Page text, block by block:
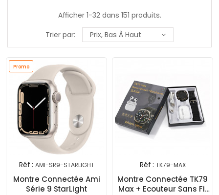
Afficher 1-32 dans 151 produits.
Trier par:
Prix, Bas À Haut
Promo
Réf : AMI-SR9-STARLIGHT
Montre Connectée Ami
Série 9 StarLight
Réf : TK79-MAX
Montre Connectée TK79
Max + Ecouteur Sans Fil